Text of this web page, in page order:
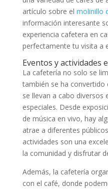
artículo sobre el molinillo
información interesante
experiencia cafetera en
perfectamente tu visita a
Eventos y actividades
La cafetería no solo se
también se ha convertido
se llevan a cabo diversos
especiales. Desde
de música en vivo, hay
atrae a diferentes
actividades son una
la comunidad y disfrutar
Además, la cafetería
con el café, donde